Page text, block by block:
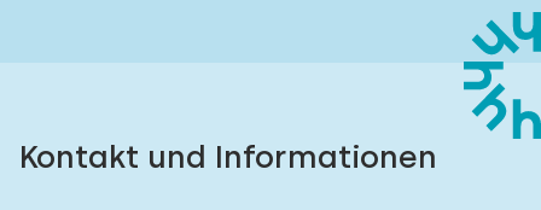
Kontakt und Informationen